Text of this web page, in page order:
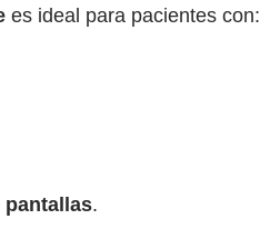
es ideal para pacientes con:
.